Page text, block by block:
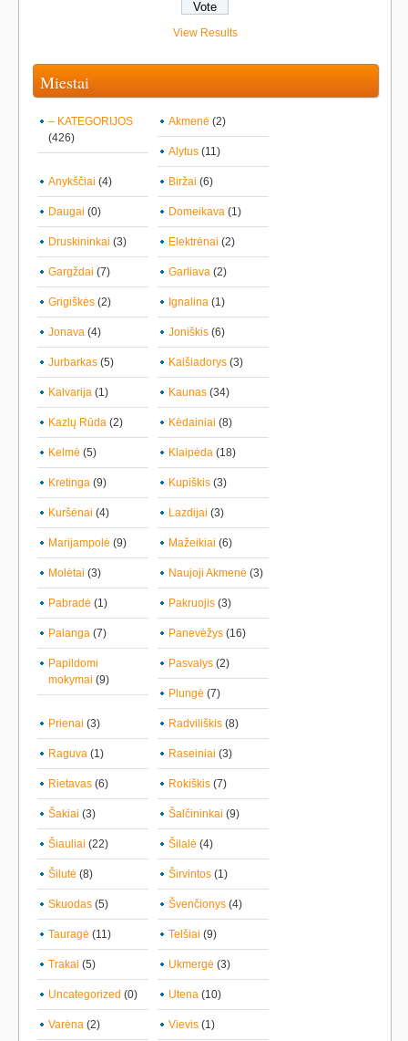
View Results
Miestai
– KATEGORIJOS
(426)
Akmenė (2)
Alytus (11)
Anykščiai (4) Biržai (6)
Daugai (0) Domeikava (1)
Druskininkai (3) Elektrėnai (2)
Gargždai (7) Garliava (2)
Grigiškės (2) Ignalina (1)
Jonava (4) Joniškis (6)
Jurbarkas (5) Kaišiadorys (3)
Kalvarija (1) Kaunas (34)
Kazlų Rūda (2) Kėdainiai (8)
Kelmė (5) Klaipėda (18)
Kretinga (9) Kupiškis (3)
Kuršėnai (4) Lazdijai (3)
Marijampolė (9) Mažeikiai (6)
Molėtai (3) Naujoji Akmenė (3)
Pabradė (1) Pakruojis (3)
Palanga (7) Panevėžys (16)
Papildomi
mokymai (9)
Pasvalys (2)
Plungė (7)
Prienai (3) Radviliškis (8)
Raguva (1) Raseiniai (3)
Rietavas (6) Rokiškis (7)
Šakiai (3) Šalčininkai (9)
Šiauliai (22) Šilalė (4)
Šilutė (8) Širvintos (1)
Skuodas (5) Švenčionys (4)
Tauragė (11) Telšiai (9)
Trakai (5) Ukmergė (3)
Uncategorized (0) Utena (10)
Varėna (2) Vievis (1)